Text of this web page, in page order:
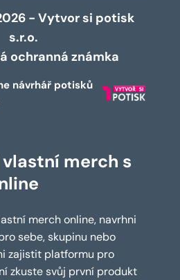
- Vytvor si potisk
s.r.o.
ochranná známka
návrhář potisků
merch s
merch online, navrhni
sebe, skupinu nebo
zajistit platformu pro
zkuste svůj první produkt